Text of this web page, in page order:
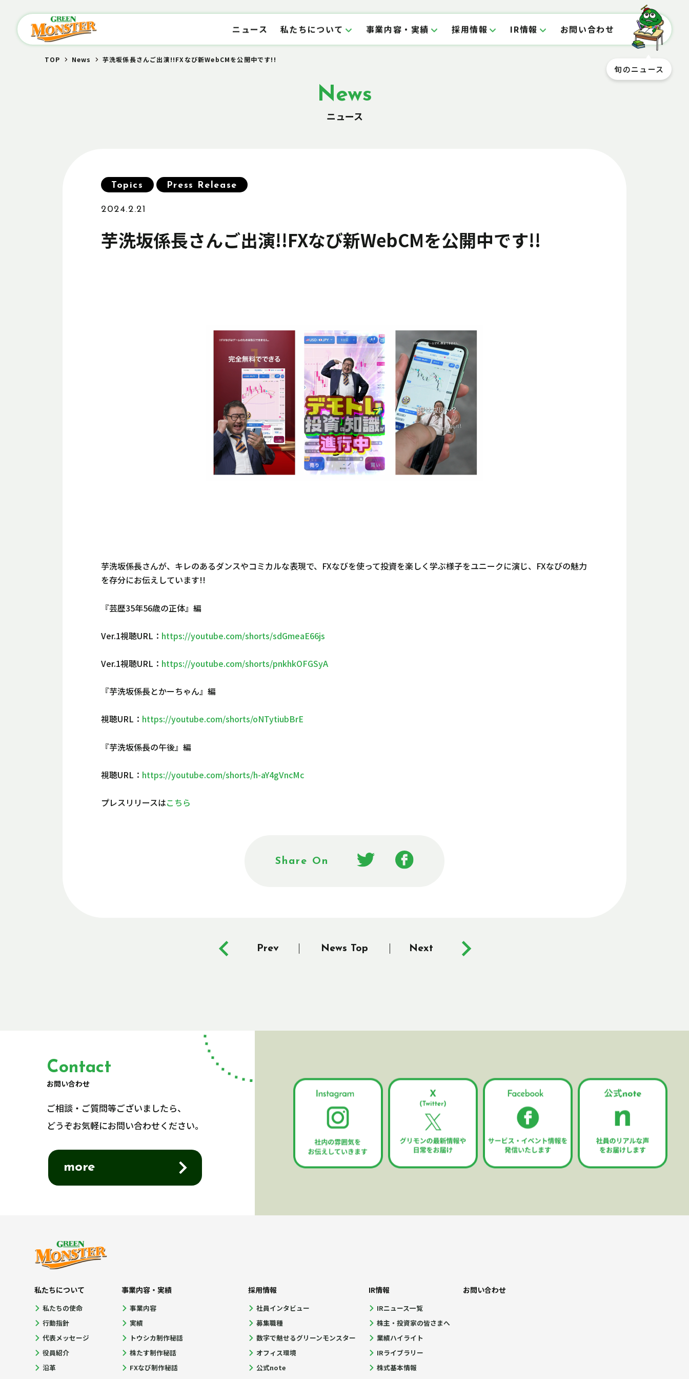
ニュース 私たちについて 事業内容・実績 採用情報 IR情報 お問い合わせ
旬のニュース
TOP News 芋洗坂係長さんご出演!!FXなび新WebCMを公開中です!!
News
ニュース
Topics Press Release
2024.2.21
芋洗坂係長さんご出演!!FXなび新WebCMを公開中です!!
芋洗坂係長さんが、キレのあるダンスやコミカルな表現で、FXなびを使って投資を楽しく学ぶ様子をユニークに演じ、FXなびの魅力
を存分にお伝えしています!!
『芸歴35年56歳の正体』編
Ver.1視聴URL： https://youtube.com/shorts/sdGmeaE66js
Ver.1視聴URL： https://youtube.com/shorts/pnkhkOFGSyA
『芋洗坂係長とかーちゃん』編
視聴URL： https://youtube.com/shorts/oNTytiubBrE
『芋洗坂係長の午後』編
視聴URL： https://youtube.com/shorts/h-aY4gVncMc
プレスリリースはこちら
Share On
Prev News Top Next
Contact
お問い合わせ
ご相談・ご質問等ございましたら、
どうぞお気軽にお問い合わせください。
more
私たちについて
私たちの使命
行動指針
代表メッセージ
役員紹介
沿革
事業内容・実績
事業内容
実績
トウシカ制作秘話
株たす制作秘話
FXなび制作秘話
採用情報
社員インタビュー
募集職種
数字で魅せるグリーンモンスター
オフィス環境
公式note
IR情報
IRニュース一覧
株主・投資家の皆さまへ
業績ハイライト
IRライブラリー
株式基本情報
お問い合わせ